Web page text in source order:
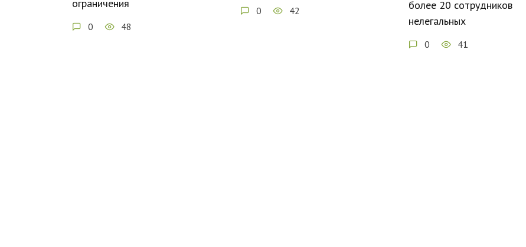
ограничения
0 48
0 42
более 20 сотрудников
нелегальных
0 41